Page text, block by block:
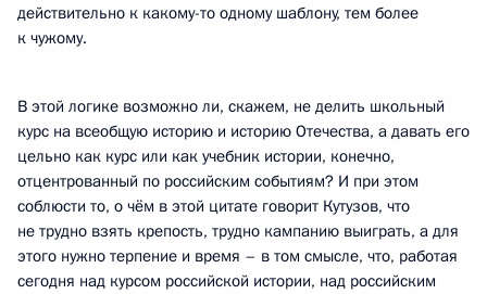
действительно к какому-то одному шаблону, тем более
к чужому.
В этой логике возможно ли, скажем, не делить школьный
курс на всеобщую историю и историю Отечества, а давать его
цельно как курс или как учебник истории, конечно,
отцентрованный по российским событиям? И при этом
соблюсти то, о чём в этой цитате говорит Кутузов, что
не трудно взять крепость, трудно кампанию выиграть, а для
этого нужно терпение и время – в том смысле, что, работая
сегодня над курсом российской истории, над российским